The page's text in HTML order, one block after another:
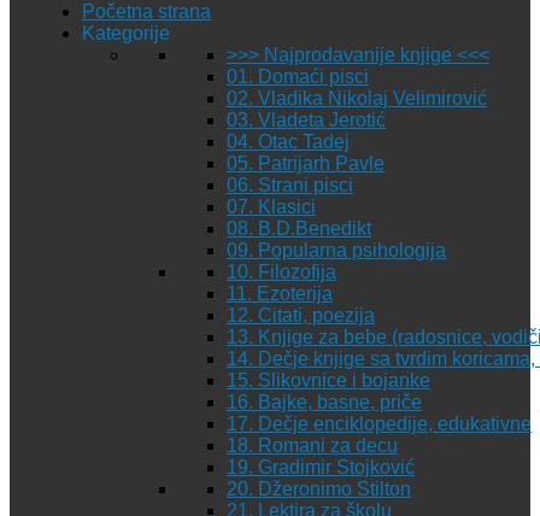
Početna strana
Kategorije
>>> Najprodavanije knjige <<<
01. Domaći pisci
02. Vladika Nikolaj Velimirović
03. Vladeta Jerotić
04. Otac Tadej
05. Patrijarh Pavle
06. Strani pisci
07. Klasici
08. B.D.Benedikt
09. Popularna psihologija
10. Filozofija
11. Ezoterija
12. Citati, poezija
13. Knjige za bebe (radosnice,
14. Dečje knjige sa tvrdim
15. Slikovnice i bojanke
16. Bajke, basne, priče
17. Dečje enciklopedije, edukativne
18. Romani za decu
19. Gradimir Stojković
20. Džeronimo Stilton
21. Lektira za školu